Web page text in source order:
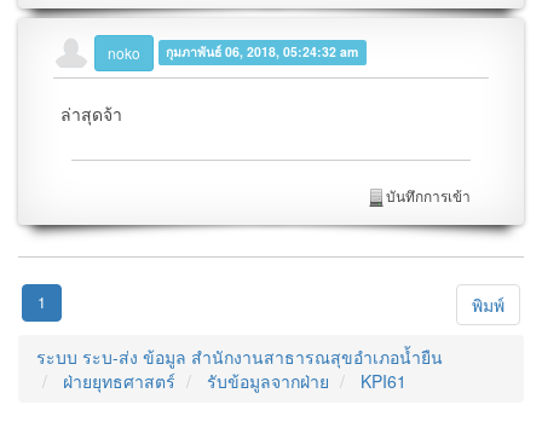
noko กุมภาพันธ์ 06, 2018, 05:24:32 am
ล่าสุดจ้า
บันทึกการเข้า
พิมพ์
1
ระบบ ระบ-ส่ง ข้อมูล สำนักงานสาธารณสุขอำเภอน้ำยืน
ฝ่ายยุทธศาสตร์
รับข้อมูลจากฝ่าย KPI61